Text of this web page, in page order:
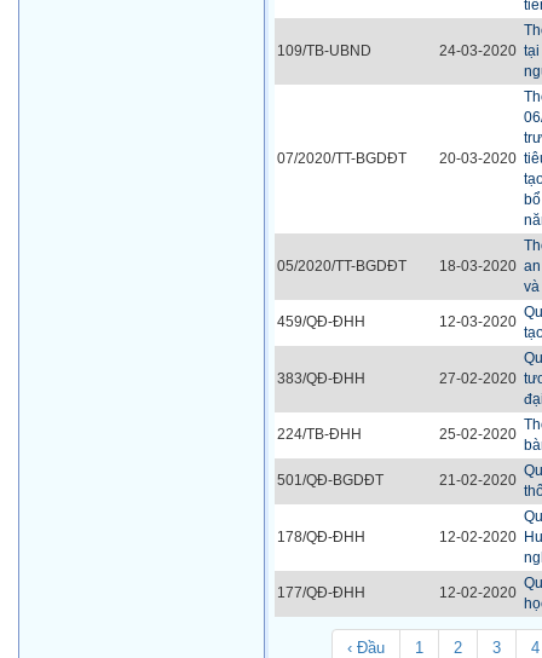
109/TB-UBND 24-03-2020
07/2020/TT-BGDĐT 20-03-2020
05/2020/TT-BGDĐT 18-03-2020
459/QĐ-ĐHH 12-03-2020
383/QĐ-ĐHH 27-02-2020
224/TB-ĐHH 25-02-2020
501/QĐ-BGDĐT 21-02-2020
178/QĐ-ĐHH 12-02-2020
177/QĐ-ĐHH 12-02-2020
‹ Đầu 1 2 3 4